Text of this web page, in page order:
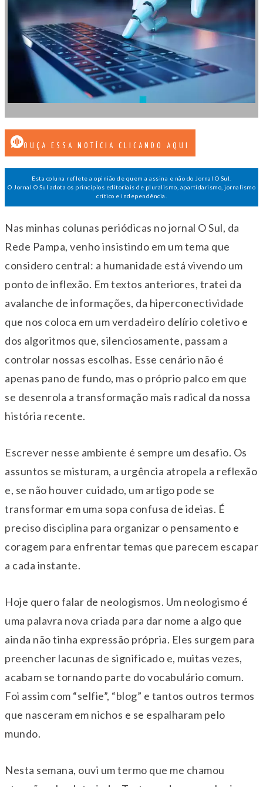
OUÇA ESSA NOTÍCIA CLICANDO AQUI
Esta coluna reflete a opinião de quem a assina e não do Jornal O Sul.
O Jornal O Sul adota os princípios editoriais de pluralismo, apartidarismo, jornalismo
crítico e independência.
Nas minhas colunas periódicas no jornal O Sul, da
Rede Pampa, venho insistindo em um tema que
considero central: a humanidade está vivendo um
ponto de inflexão. Em textos anteriores, tratei da
avalanche de informações, da hiperconectividade
que nos coloca em um verdadeiro delírio coletivo e
dos algoritmos que, silenciosamente, passam a
controlar nossas escolhas. Esse cenário não é
apenas pano de fundo, mas o próprio palco em que
se desenrola a transformação mais radical da nossa
história recente.
Escrever nesse ambiente é sempre um desafio. Os
assuntos se misturam, a urgência atropela a reflexão
e, se não houver cuidado, um artigo pode se
transformar em uma sopa confusa de ideias. É
preciso disciplina para organizar o pensamento e
coragem para enfrentar temas que parecem escapar
a cada instante.
Hoje quero falar de neologismos. Um neologismo é
uma palavra nova criada para dar nome a algo que
ainda não tinha expressão própria. Eles surgem para
preencher lacunas de significado e, muitas vezes,
acabam se tornando parte do vocabulário comum.
Foi assim com “selfie”, “blog” e tantos outros termos
que nasceram em nichos e se espalharam pelo
mundo.
Nesta semana, ouvi um termo que me chamou